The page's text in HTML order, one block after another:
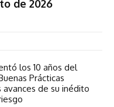
de 2026
los 10 años del
Prácticas
avances de su inédito